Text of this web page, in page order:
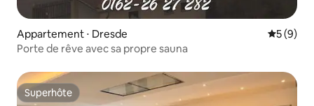
Appartement ⋅ Dresde
5 (9)
Porte de rêve avec sa propre sauna
Superhôte
Superhôte